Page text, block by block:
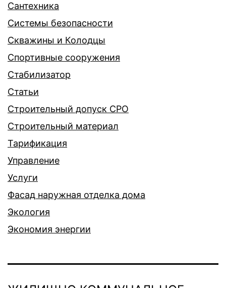
Сантехника
Системы безопасности
Скважины и Колодцы
Спортивные сооружения
Стабилизатор
Статьи
Строительный допуск СРО
Строительный материал
Тарификация
Управление
Услуги
Фасад наружная отделка дома
Экология
Экономия энергии